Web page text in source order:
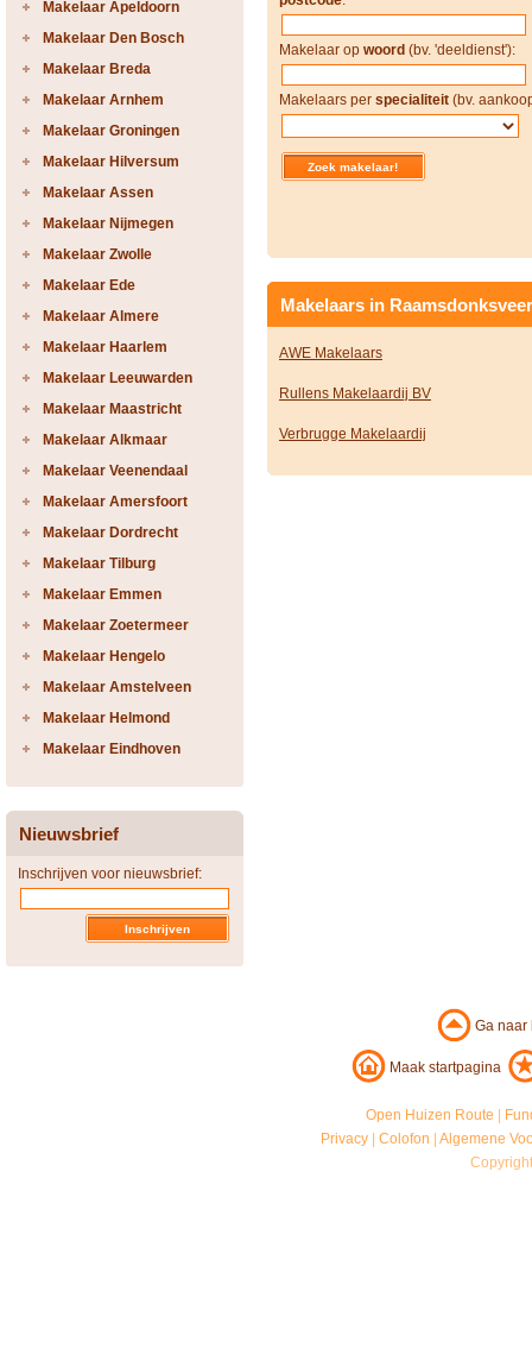
Makelaar Apeldoorn
Makelaar Den Bosch
Makelaar Breda
Makelaar Arnhem
Makelaar Groningen
Makelaar Hilversum
Makelaar Assen
Makelaar Nijmegen
Makelaar Zwolle
Makelaar Ede
Makelaar Almere
Makelaar Haarlem
Makelaar Leeuwarden
Makelaar Maastricht
Makelaar Alkmaar
Makelaar Veenendaal
Makelaar Amersfoort
Makelaar Dordrecht
Makelaar Tilburg
Makelaar Emmen
Makelaar Zoetermeer
Makelaar Hengelo
Makelaar Amstelveen
Makelaar Helmond
Makelaar Eindhoven
Nieuwsbrief
Inschrijven voor nieuwsbrief:
Makelaar op woord (bv. 'deeldienst'):
Makelaars per specialiteit (bv.
Makelaars in Raamsdonksveer
AWE Makelaars
Rullens Makelaardij BV
Verbrugge Makelaardij
Ga
Maak startpagina
Open Huizen Route
Privacy |Colofon |Algemene